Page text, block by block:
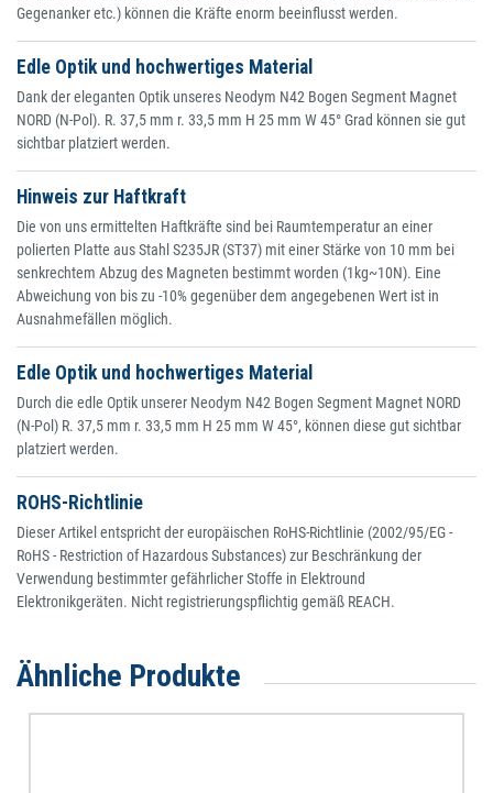
Gegenanker etc.) können die Kräfte enorm beeinflusst werden.
Edle Optik und hochwertiges Material
Dank der eleganten Optik unseres Neodym N42 Bogen Segment Magnet
NORD (N-Pol). R. 37,5 mm r. 33,5 mm H 25 mm W 45° Grad können sie gut
sichtbar platziert werden.
Hinweis zur Haftkraft
Die von uns ermittelten Haftkräfte sind bei Raumtemperatur an einer
polierten Platte aus Stahl S235JR (ST37) mit einer Stärke von 10 mm bei
senkrechtem Abzug des Magneten bestimmt worden (1kg~10N). Eine
Abweichung von bis zu -10% gegenüber dem angegebenen Wert ist in
Ausnahmefällen möglich.
Edle Optik und hochwertiges Material
Durch die edle Optik unserer Neodym N42 Bogen Segment Magnet NORD
(N-Pol) R. 37,5 mm r. 33,5 mm H 25 mm W 45°, können diese gut sichtbar
platziert werden.
ROHS-Richtlinie
Dieser Artikel entspricht der europäischen RoHS-Richtlinie (2002/95/EG -
RoHS - Restriction of Hazardous Substances) zur Beschränkung der
Verwendung bestimmter gefährlicher Stoffe in Elektround
Elektronikgeräten. Nicht registrierungspflichtig gemäß REACH.
Ähnliche Produkte